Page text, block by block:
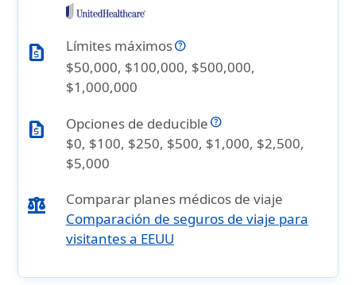
request_quote
Límites máximos
$50,000, $100,000, $500,000,
$1,000,000
request_quote
Opciones de deducible
$0, $100, $250, $500, $1,000, $2,500,
$5,000
balance
Comparar planes médicos de viaje
Comparación de seguros de viaje para
visitantes a EEUU